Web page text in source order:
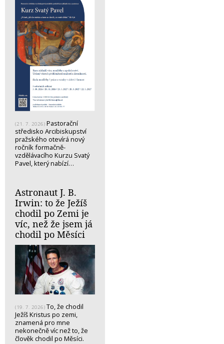
(21. 7. 2026) Pastorační
středisko Arcibiskupství
pražského otevírá nový
ročník formačně-
vzdělávacího Kurzu Svatý
Pavel, který nabízí…
Astronaut J. B.
Irwin: to že Ježíš
chodil po Zemi je
víc, než že jsem já
chodil po Měsíci
(19. 7. 2026) To, že chodil
Ježíš Kristus po zemi,
znamená pro mne
nekonečně víc než to, že
člověk chodil po Měsíci.